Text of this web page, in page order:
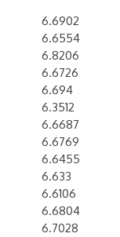
6.6902
6.6554
6.8206
6.6726
6.694
6.3512
6.6687
6.6769
6.6455
6.633
6.6106
6.6804
6.7028